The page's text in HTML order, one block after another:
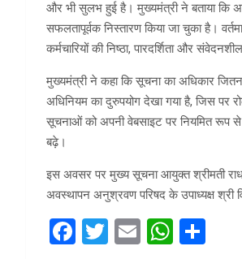
और भी सुलभ हुई है। मुख्यमंत्री ने बताया
सफलतापूर्वक निस्तारण किया जा चुका है।
कर्मचारियों की निष्ठा, पारदर्शिता और
मुख्यमंत्री ने कहा कि सूचना का अधिकार
अधिनियम का दुरुपयोग देखा गया है, जिस पर
सूचनाओं को अपनी वेबसाइट पर नियमित रूप से
बढ़े।
इस अवसर पर मुख्य सूचना आयुक्त श्रीमती
अवस्थापन अनुश्रवण परिषद के उपाध्यक्ष श्री
F
T
E
W